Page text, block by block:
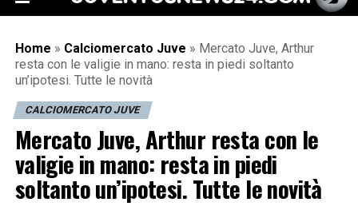
Juventus News 24
Home » Calciomercato Juve » Mercato Juve, Arthur
resta con le valigie in mano: resta in piedi soltanto
un’ipotesi. Tutte le novità
CALCIOMERCATO JUVE
Mercato Juve, Arthur resta con le
valigie in mano: resta in piedi
soltanto un’ipotesi. Tutte le novità